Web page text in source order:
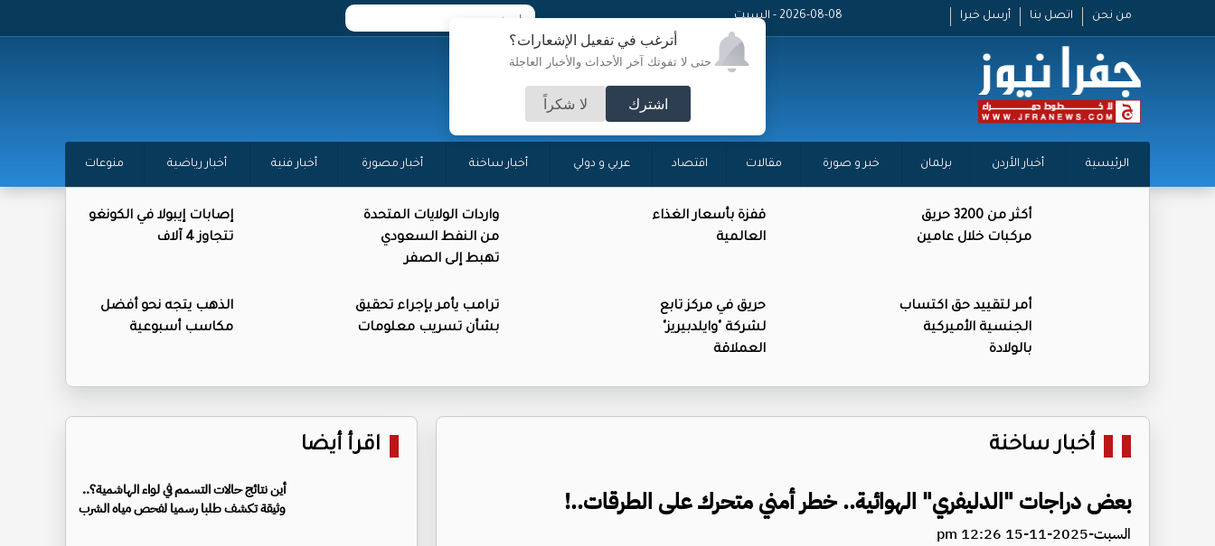
أترغب في تفعيل الإشعارات؟
حتى لا تفوتك آخر الأحداث والأخبار العاجلة
اشترك لا شكراً
من نحن اتصل بنا أرسل خبرا 2026-08-08 - السبت
الرئيسية أخبار الأردن برلمان خبر و صورة مقالات اقتصاد عربي و دولي أخبار ساخنة أخبار مصورة أخبار فنية أخبار رياضية منوعات
أكثر من 3200 حريق
مركبات خلال عامين
قفزة بأسعار الغذاء
العالمية
واردات الولايات المتحدة
من النفط السعودي
تهبط إلى الصفر
إصابات إيبولا في الكونغو
تتجاوز 4 آلاف
أمر لتقييد حق اكتساب
الجنسية الأميركية
بالولادة
حريق في مركز تابع
لشركة "وايلدبيريز"
العملاقة
ترامب يأمر بإجراء تحقيق
بشأن تسريب معلومات
الذهب يتجه نحو أفضل
مكاسب أسبوعية
أخبار ساخنة
بعض دراجات "الدليفري" الهوائية.. خطر أمني متحرك على الطرقات..!
السبت-2025-11-15 12:26 pm
اقرأ أيضا
أين نتائج حالات التسمم في لواء الهاشمية؟..
وثيقة تكشف طلبا رسميا لفحص مياه الشرب